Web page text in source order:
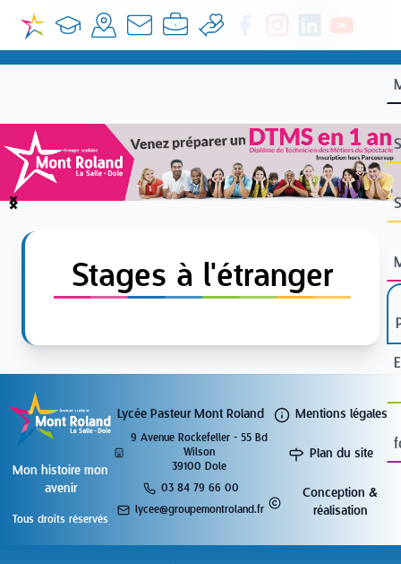
Item
Stages à l'étranger
Mon histoire mon
avenir
Tous droits réservés
Lycée Pasteur Mont Roland
9 Avenue Rockefeller - 55 Bd
Wilson
39100 Dole
03 84 79 66 00
lycee@groupemontroland.fr
Mentions légales
Plan du site
Conception &
réalisation